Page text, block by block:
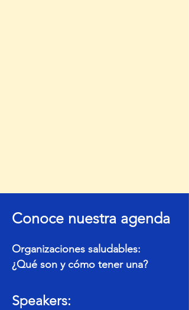
Conoce nuestra agenda
Organizaciones saludables:
¿Qué son y cómo tener una?
Speakers: